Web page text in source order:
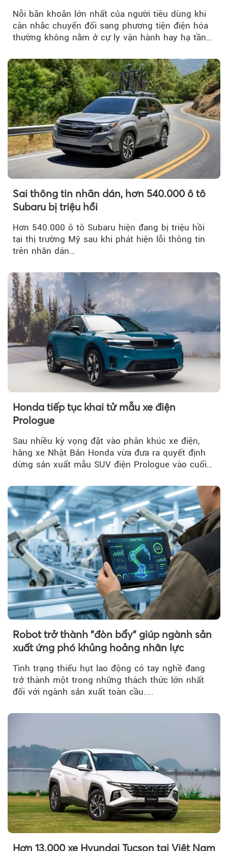
Nỗi băn khoăn lớn nhất của người tiêu dùng khi
cân nhắc chuyển đổi sang phương tiện điện hóa
thường không nằm ở cự ly vận hành hay hạ tầng
Sai thông tin nhãn dán, hơn 540.000 ô tô
Subaru bị triệu hồi
Hơn 540.000 ô tô Subaru hiện đang bị triệu hồi
tại thị trường Mỹ sau khi phát hiện lỗi thông tin
trên nhãn dán…
Honda tiếp tục khai tử mẫu xe điện
Prologue
Sau nhiều kỳ vọng đặt vào phân khúc xe điện,
hãng xe Nhật Bản Honda vừa đưa ra quyết định
dừng sản xuất mẫu SUV điện Prologue vào cuối
Robot trở thành "đòn bẩy" giúp ngành sản
xuất ứng phó khủng hoảng nhân lực
Tình trạng thiếu hụt lao động có tay nghề đang
trở thành một trong những thách thức lớn nhất
đối với ngành sản xuất toàn cầu....
Hơn 13.000 xe Hyundai Tucson tại Việt Nam